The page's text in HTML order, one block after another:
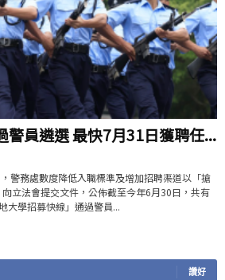
警員遴選 最快7月31日獲聘任...
警務處數度降低入職標準及增加招聘渠道以「搶
立法會提交文件，公佈截至今年6月30日，共有
大學招募快線」通過警員...
讚好